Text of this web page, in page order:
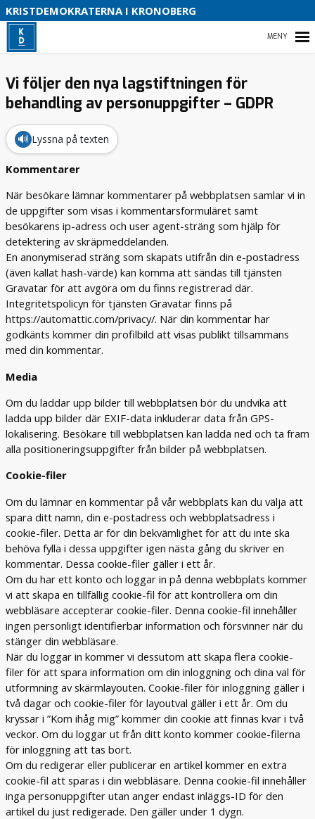
KRISTDEMOKRATERNA I KRONOBERG
NYHETER
KRISTDEMOKRATERNA I KRONOBERG
VALMANIFEST REGIONEN 2026
VAL 2026
Vi följer den nya lagstiftningen för
behandling av personuppgifter – GDPR
🔊 Lyssna på texten
Kommentarer
När besökare lämnar kommentarer på webbplatsen samlar vi in
de uppgifter som visas i kommentarsformuläret samt
besökarens ip-adress och user agent-sträng som hjälp för
detektering av skräpmeddelanden.
En anonymiserad sträng som skapats utifrån din e-postadress
(även kallat hash-värde) kan komma att sändas till tjänsten
Gravatar för att avgöra om du finns registrerad där.
Integritetspolicyn för tjänsten Gravatar finns på
https://automattic.com/privacy/. När din kommentar har
godkänts kommer din profilbild att visas publikt tillsammans
med din kommentar.
Media
Om du laddar upp bilder till webbplatsen bör du undvika att
ladda upp bilder där EXIF-data inkluderar data från GPS-
lokalisering. Besökare till webbplatsen kan ladda ned och ta fram
alla positioneringsuppgifter från bilder på webbplatsen.
Cookie-filer
Om du lämnar en kommentar på vår webbplats kan du välja att
spara ditt namn, din e-postadress och webbplatsadress i
cookie-filer. Detta är för din bekvämlighet för att du inte ska
behöva fylla i dessa uppgifter igen nästa gång du skriver en
kommentar. Dessa cookie-filer gäller i ett år.
Om du har ett konto och loggar in på denna webbplats kommer
vi att skapa en tillfällig cookie-fil för att kontrollera om din
webbläsare accepterar cookie-filer. Denna cookie-fil innehåller
ingen personligt identifierbar information och försvinner när du
stänger din webbläsare.
När du loggar in kommer vi dessutom att skapa flera cookie-
filer för att spara information om din inloggning och dina val för
utformning av skärmlayouten. Cookie-filer för inloggning gäller i
två dagar och cookie-filer för layoutval gäller i ett år. Om du
kryssar i ”Kom ihåg mig” kommer din cookie att finnas kvar i två
veckor. Om du loggar ut från ditt konto kommer cookie-filerna
för inloggning att tas bort.
Om du redigerar eller publicerar en artikel kommer en extra
cookie-fil att sparas i din webbläsare. Denna cookie-fil innehåller
inga personuppgifter utan anger endast inläggs-ID för den
artikel du just redigerade. Den gäller under 1 dygn.